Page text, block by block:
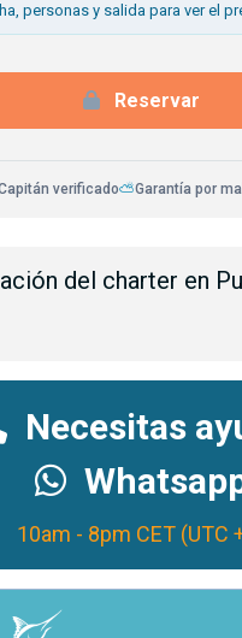
personas y salida para ver el
Reservar
verificado⛅Garantía por
del charter en
Necesitas
10am - 8pm CET (UTC